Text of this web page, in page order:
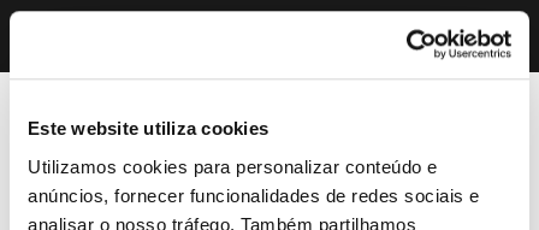
Este website utiliza cookies
Utilizamos cookies para personalizar conteúdo e
anúncios, fornecer funcionalidades de redes sociais e
analisar o nosso tráfego. Também partilhamos